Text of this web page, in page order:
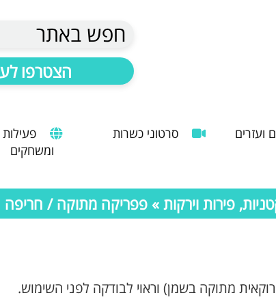
חפש באתר
הצטרפו
ועזרים סרטוני כשרות
פעילות
ומשחקים
פירות וירקות » פפריקה מתוקה / חריפה
מתוקה בשמן) וראוי לבודקה לפני השימוש.